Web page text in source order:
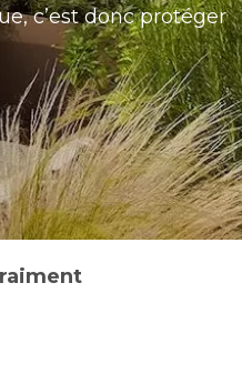
c’est donc protéger